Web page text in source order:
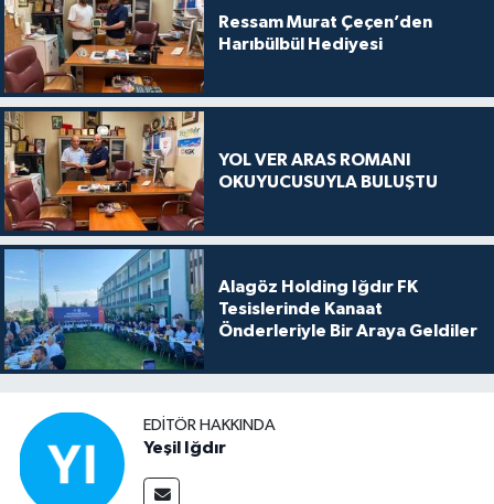
Ressam Murat Çeçen’den
Harıbülbül Hediyesi
YOL VER ARAS ROMANI
OKUYUCUSUYLA BULUŞTU
Alagöz Holding Iğdır FK
Tesislerinde Kanaat
Önderleriyle Bir Araya Geldiler
EDITÖR HAKKINDA
Yeşil Iğdır